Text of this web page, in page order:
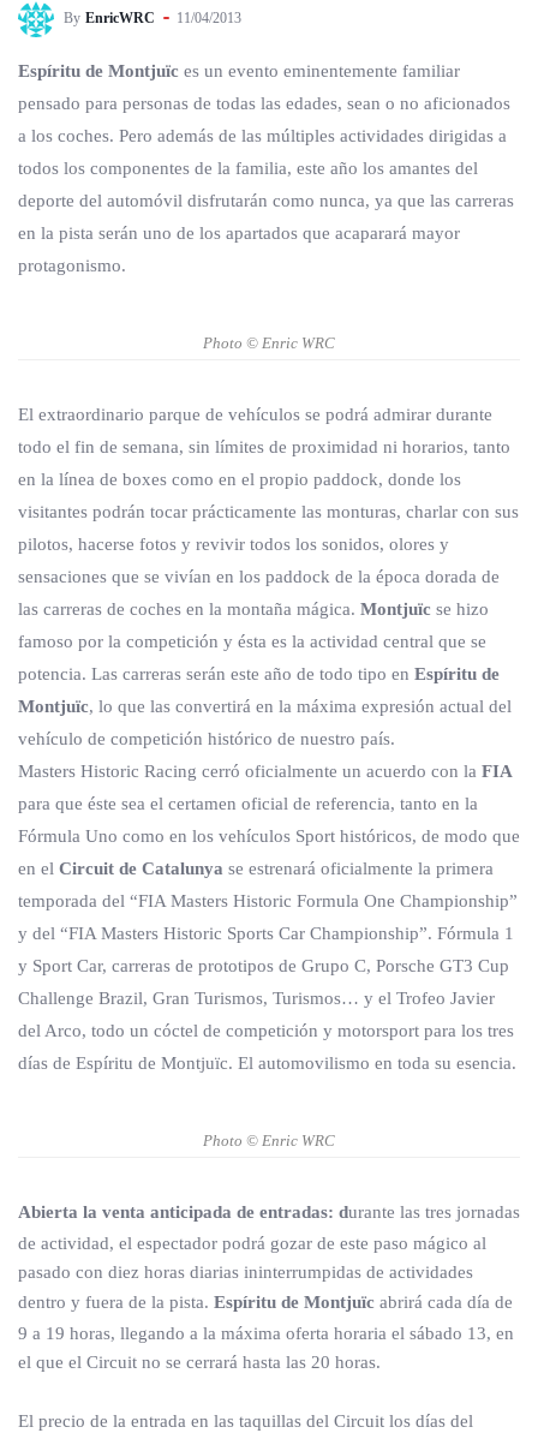
By EnricWRC 11/04/2013
Espíritu de Montjuïc es un evento eminentemente familiar
pensado para personas de todas las edades, sean o no aficionados
a los coches. Pero además de las múltiples actividades dirigidas a
todos los componentes de la familia, este año los amantes del
deporte del automóvil disfrutarán como nunca, ya que las carreras
en la pista serán uno de los apartados que acaparará mayor
protagonismo.
Photo © Enric WRC
El extraordinario parque de vehículos se podrá admirar durante
todo el fin de semana, sin límites de proximidad ni horarios, tanto
en la línea de boxes como en el propio paddock, donde los
visitantes podrán tocar prácticamente las monturas, charlar con sus
pilotos, hacerse fotos y revivir todos los sonidos, olores y
sensaciones que se vivían en los paddock de la época dorada de
las carreras de coches en la montaña mágica. Montjuïc se hizo
famoso por la competición y ésta es la actividad central que se
potencia. Las carreras serán este año de todo tipo en Espíritu de
Montjuïc, lo que las convertirá en la máxima expresión actual del
vehículo de competición histórico de nuestro país.
Masters Historic Racing cerró oficialmente un acuerdo con la FIA
para que éste sea el certamen oficial de referencia, tanto en la
Fórmula Uno como en los vehículos Sport históricos, de modo que
en el Circuit de Catalunya se estrenará oficialmente la primera
temporada del “FIA Masters Historic Formula One Championship”
y del “FIA Masters Historic Sports Car Championship”. Fórmula 1
y Sport Car, carreras de prototipos de Grupo C, Porsche GT3 Cup
Challenge Brazil, Gran Turismos, Turismos… y el Trofeo Javier
del Arco, todo un cóctel de competición y motorsport para los tres
días de Espíritu de Montjuïc. El automovilismo en toda su esencia.
Photo © Enric WRC
Abierta la venta anticipada de entradas: durante las tres jornadas
de actividad, el espectador podrá gozar de este paso mágico al
pasado con diez horas diarias ininterrumpidas de actividades
dentro y fuera de la pista. Espíritu de Montjuïc abrirá cada día de
9 a 19 horas, llegando a la máxima oferta horaria el sábado 13, en
el que el Circuit no se cerrará hasta las 20 horas.
El precio de la entrada en las taquillas del Circuit los días del